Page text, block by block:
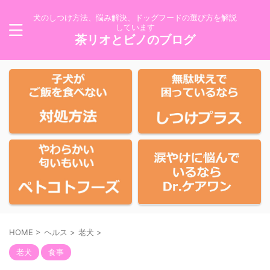
犬のしつけ方法、悩み解決、ドッグフードの選び方を解説
しています
茶リオとビノのブログ
HOME > ヘルス > 老犬 >
老犬 食事